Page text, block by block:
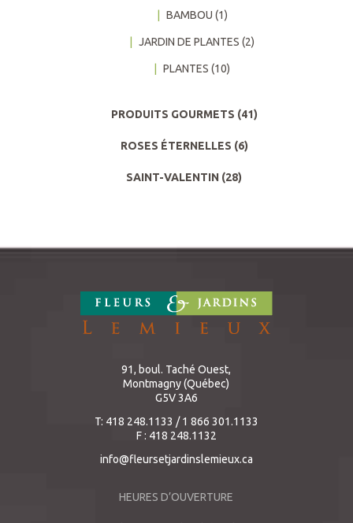
BAMBOU (1)
JARDIN DE PLANTES (2)
PLANTES (10)
PRODUITS GOURMETS (41)
ROSES ÉTERNELLES (6)
SAINT-VALENTIN (28)
91, boul. Taché Ouest,
Montmagny (Québec)
G5V 3A6
T: 418 248.1133 / 1 866 301.1133
F : 418 248.1132
info@fleursetjardinslemieux.ca
HEURES D’OUVERTURE